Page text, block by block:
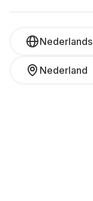
Nederlands
Nederland